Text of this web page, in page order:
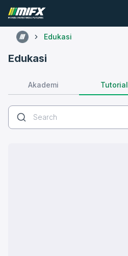
Edukasi
Edukasi
Akademi Tutorial